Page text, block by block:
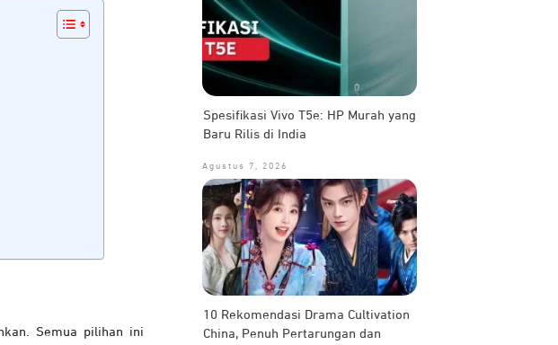
Semua pilihan ini
Spesifikasi Vivo T5e: HP Murah yang
Baru Rilis di India
Agustus 7, 2026
10 Rekomendasi Drama Cultivation
China, Penuh Pertarungan dan